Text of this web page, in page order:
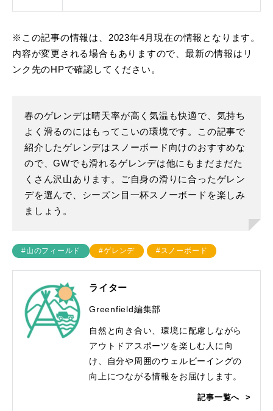
※この記事の情報は、2023年4月現在の情報となります。
内容が変更される場合もありますので、最新の情報はリ
ンク先のHPで確認してください。
春のゲレンデは晴天率が高く気温も快適で、気持ち
よく滑るのにはもってこいの環境です。この記事で
紹介したゲレンデはスノーボード向けのおすすめな
ので、GWでも滑れるゲレンデは他にもまだまだた
くさん沢山あります。ご自身の滑りに合ったゲレン
デを選んで、シーズン目一杯スノーボードを楽しみ
ましょう。
#山のフィールド #ゲレンデ #スノーボード
ライター
Greenfield編集部
自然と向き合い、環境に配慮しながら
アウトドアスポーツを楽しむ人に向
け、自分や周囲のウェルビーイングの
向上につながる情報をお届けします。
記事一覧へ